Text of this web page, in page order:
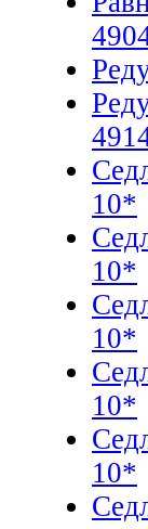
10*
10*
10*
10*
10*